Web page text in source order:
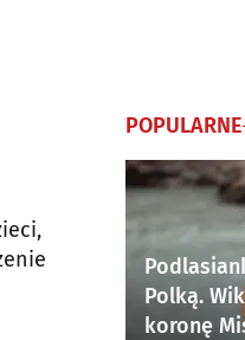
POPULARNE
Polką.
koronę